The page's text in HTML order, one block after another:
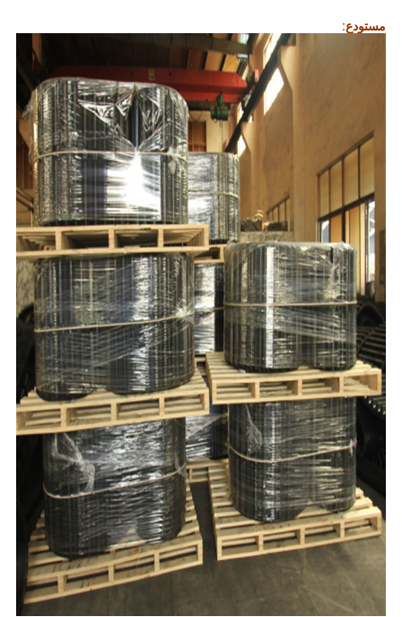
مستودع: